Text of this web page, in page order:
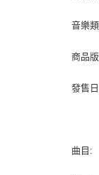
音樂
商品
發售
曲目: